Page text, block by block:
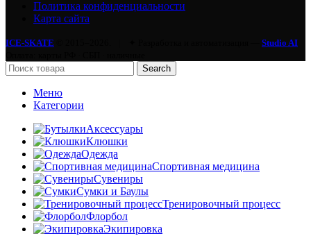
Политика конфиденциальности
Карта сайта
ICE-SKATE
Studio AI
Search
Меню
Категории
Аксессуары
Клюшки
Одежда
Спортивная медицина
Сувениры
Сумки и Баулы
Тренировочный процесс
Флорбол
Экипировка